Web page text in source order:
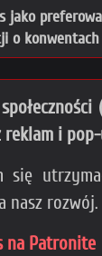
jako
o konwentach
reklam i
się
nasz rozwój.
na Patronite